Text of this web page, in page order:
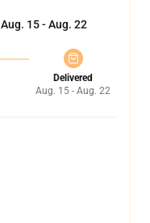
Aug. 15 - Aug. 22
Delivered
Aug. 15 - Aug. 22